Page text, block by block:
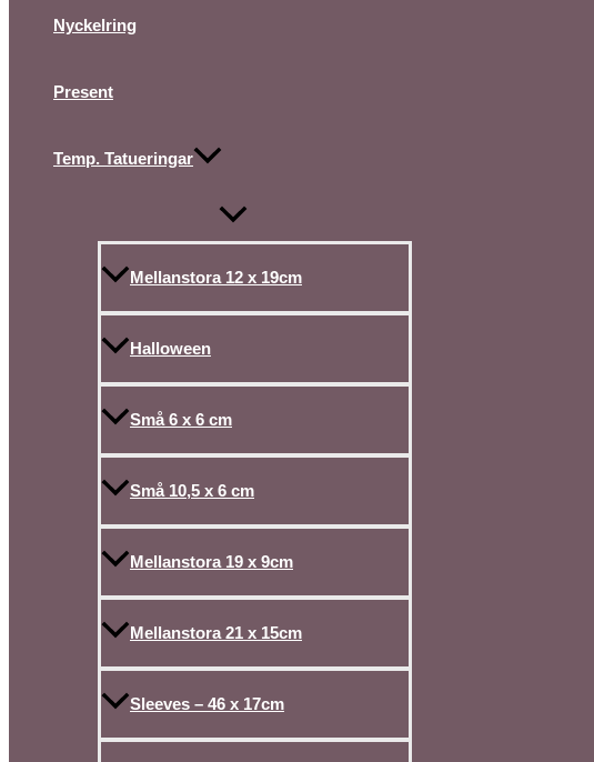
Nyckelring
Present
Temp. Tatueringar
Mellanstora 12 x 19cm
Halloween
Små 6 x 6 cm
Små 10,5 x 6 cm
Mellanstora 19 x 9cm
Mellanstora 21 x 15cm
Sleeves – 46 x 17cm